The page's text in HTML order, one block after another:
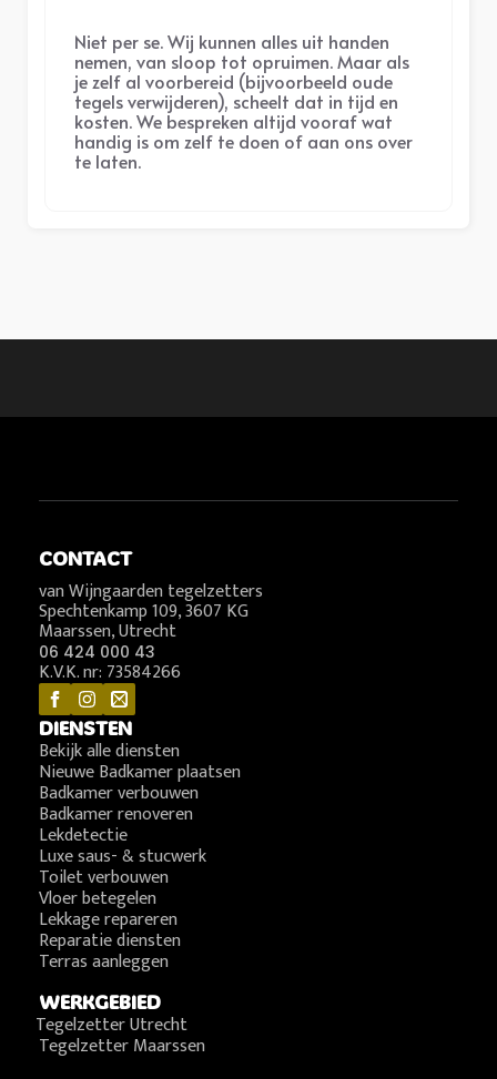
Niet per se. Wij kunnen alles uit handen
nemen, van sloop tot opruimen. Maar als
je zelf al voorbereid (bijvoorbeeld oude
tegels verwijderen), scheelt dat in tijd en
kosten. We bespreken altijd vooraf wat
handig is om zelf te doen of aan ons over
te laten.
CONTACT
van Wijngaarden tegelzetters
Spechtenkamp 109, 3607 KG
Maarssen, Utrecht
06 424 000 43
K.V.K. nr: 73584266
DIENSTEN
Bekijk alle diensten
Nieuwe Badkamer plaatsen
Badkamer verbouwen
Badkamer renoveren
Lekdetectie
Luxe saus- & stucwerk
Toilet verbouwen
Vloer betegelen
Lekkage repareren
Reparatie diensten
Terras aanleggen
WERKGEBIED
Tegelzetter Utrecht
Tegelzetter Maarssen